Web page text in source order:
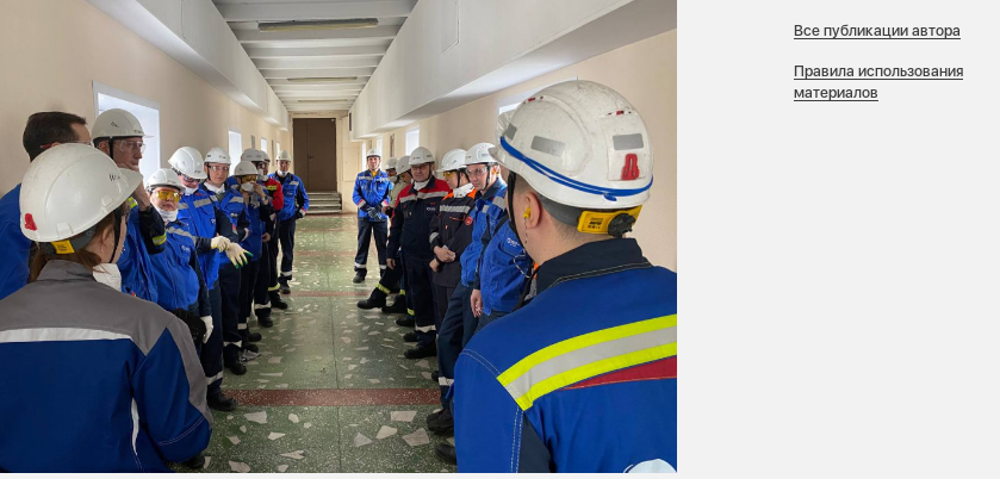
Все публикации автора
Правила использования
материалов